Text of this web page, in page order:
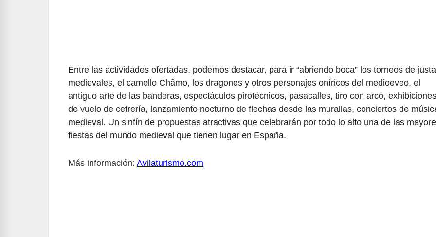
Entre las actividades ofertadas, podemos destacar, para ir “abriendo boca” los torneos de
medievales, el camello Châmo, los dragones y otros personajes oníricos del medioeveo, el
antiguo arte de las banderas, espectáculos pirotécnicos, pasacalles, tiro con arco, exhibiciones
de vuelo de cetrería, lanzamiento nocturno de flechas desde las murallas, conciertos de
medieval. Un sinfín de propuestas atractivas que celebrarán por todo lo alto una de las
fiestas del mundo medieval que tienen lugar en España.
Más información: Avilaturismo.com